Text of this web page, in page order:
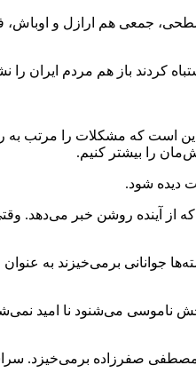
جمعی هم ارازل و اوباش،
باز هم مردم ایران را
این است که مشکلات را مرتب
را بیشتر کنیم.
دیده شود.
از آینده روشن خبر می‌دهد.
جوانانی برمی‌خیزند به عنوان
ناموسی می‌شنود نا امید
مصطفی صفرزاده برمی‌خیزد.